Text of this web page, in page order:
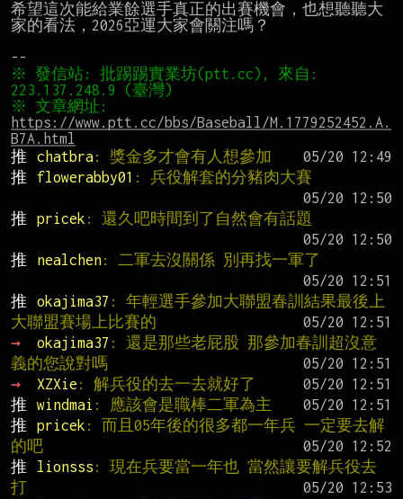
希望這次能給業餘選手真正的出賽機會，也想聽聽大
家的看法，2026亞運大家會關注嗎？
※ 發信站: 批踢踢實業坊(ptt.cc), 來自:
https://www.ptt.cc/bbs/Baseball/M.1779252452.A.
B7A.html
推
chatbra: 獎金多才會有人想參加
推
flowerabby01 : 兵役解套的分豬肉大賽
推
pricek : 還久吧時間到了自然會有話題
推
nealchen: 二軍去沒關係 別再找一軍了
推
okajima37 : 年輕選手參加大聯盟春訓結果最後上
大聯盟賽場上比賽的
→
okajima37 : 還是那些老屁股 那參加春訓超沒意
義的您說對嗎
→
XZXie : 解兵役的去一去就好了
推
windmai : 應該會是職棒二軍為主
推
pricek : 而且05年後的很多都一年兵 一定要去解
的吧
推
lionsss : 現在兵要當一年也 當然讓要解兵役去
打